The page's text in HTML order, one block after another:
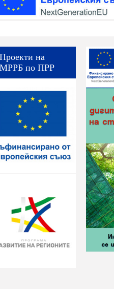
Проекти на
МРРБ по ПРР